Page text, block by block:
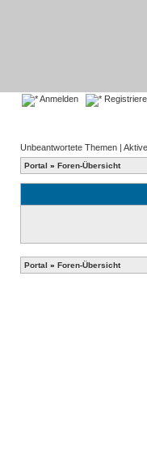
Anmelden
Unbeantwortete Themen |
Portal » Foren-Übersicht
Portal » Foren-Übersicht